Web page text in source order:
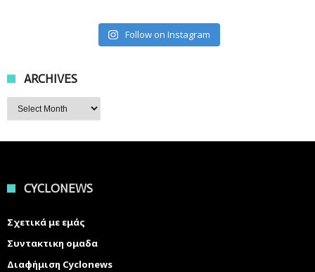
Follow on Instagram
ARCHIVES
Archives
CYCLONEWS
Σχετικά με εμάς
Συντακτικη ομαδα
Διαφήμιση Cyclonews